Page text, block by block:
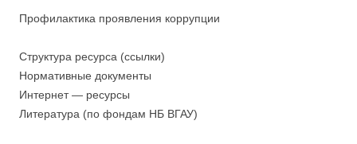
Профилактика проявления коррупции
Структура ресурса (ссылки)
Нормативные документы
Интернет — ресурсы
Литература (по фондам НБ ВГАУ)